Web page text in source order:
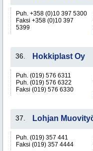
Puh. +358 (0)10 397 5300
Faksi +358 (0)10 397
5399
36. Hokkiplast Oy
Puh. (019) 576 6311
Puh. (019) 576 6322
Faksi (019) 576 6330
37. Lohjan
Puh. (019) 357 441
Faksi (019) 357 4444